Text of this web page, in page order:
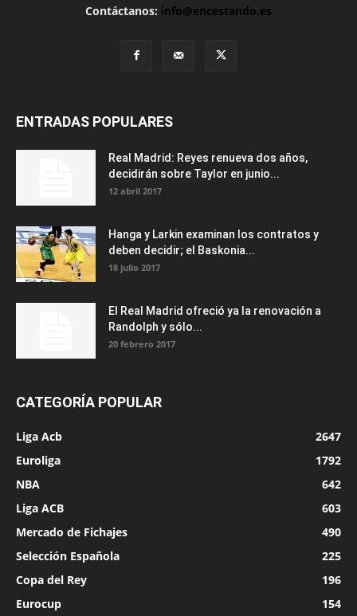
Contáctanos: info@encestando.es
ENTRADAS POPULARES
Real Madrid: Reyes renueva dos años,
decidirán sobre Taylor en junio...
12 abril 2017
Hanga y Larkin examinan los contratos y
deben decidir; el Baskonia...
18 julio 2017
El Real Madrid ofreció ya la renovación a
Randolph y sólo...
20 febrero 2017
CATEGORÍA POPULAR
Liga Acb
2647
Euroliga
1792
NBA
642
Liga ACB
603
Mercado de Fichajes
490
Selección Española
225
Copa del Rey
196
Eurocup
154